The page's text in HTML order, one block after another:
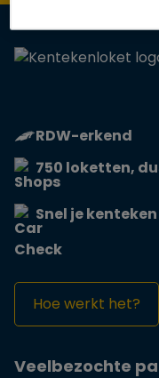
RDW-erkend
750 loketten,
Snel je
Hoe werkt het?
Veelbezochte